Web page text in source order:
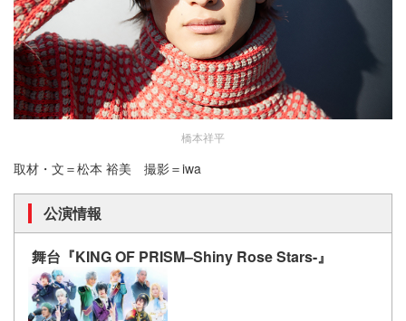
橋本祥平
取材・文＝松本 裕美 撮影＝iwa
公演情報
舞台『KING OF PRISM–Shiny Rose Stars-』